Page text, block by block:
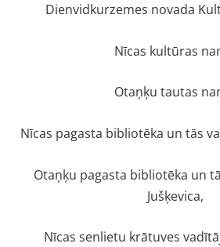
Dienvidkurzemes novada
Nīcas kultūras
Otaņķu tautas
Nīcas pagasta bibliotēka un tās
Otaņķu pagasta bibliotēka un
Jušķevica,
Nīcas senlietu krātuves